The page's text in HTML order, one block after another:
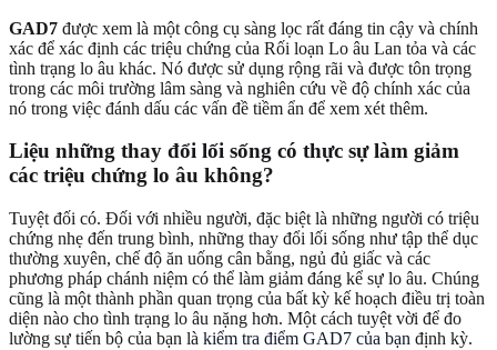
GAD7 được xem là một công cụ sàng lọc rất đáng tin cậy và chính
xác để xác định các triệu chứng của Rối loạn Lo âu Lan tỏa và các
tình trạng lo âu khác. Nó được sử dụng rộng rãi và được tôn trọng
trong các môi trường lâm sàng và nghiên cứu về độ chính xác của
nó trong việc đánh dấu các vấn đề tiềm ẩn để xem xét thêm.
Liệu những thay đổi lối sống có thực sự làm giảm
các triệu chứng lo âu không?
Tuyệt đối có. Đối với nhiều người, đặc biệt là những người có triệu
chứng nhẹ đến trung bình, những thay đổi lối sống như tập thể dục
thường xuyên, chế độ ăn uống cân bằng, ngủ đủ giấc và các
phương pháp chánh niệm có thể làm giảm đáng kể sự lo âu. Chúng
cũng là một thành phần quan trọng của bất kỳ kế hoạch điều trị toàn
diện nào cho tình trạng lo âu nặng hơn. Một cách tuyệt vời để đo
lường sự tiến bộ của bạn là kiểm tra điểm GAD7 của bạn định kỳ.